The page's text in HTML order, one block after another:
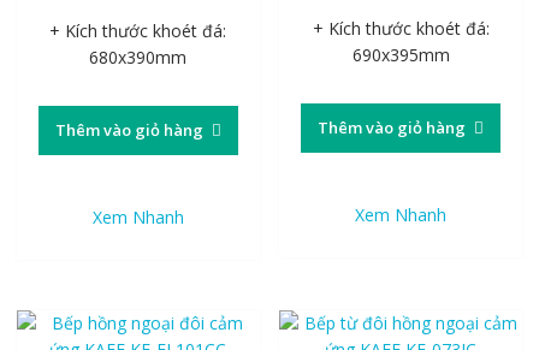
+ Kích thước khoét đá:
680x390mm
Thêm vào giỏ hàng
Xem Nhanh
+ Kích thước khoét đá:
690x395mm
Thêm vào giỏ hàng
Xem Nhanh